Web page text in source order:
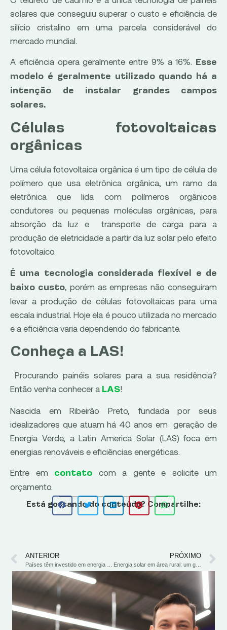
solares que conseguiu superar o custo e eficiência de
silício cristalino em uma parcela considerável do
mercado mundial.
A eficiência opera geralmente entre 9% a 16%. Esse
modelo é geralmente utilizado quando há a
intenção de instalar grandes campos
solares.
Células fotovoltaicas
orgânicas
Uma célula fotovoltaica orgânica é um tipo de célula de
polímero que usa eletrônica orgânica, um ramo da
eletrônica que lida com polímeros orgânicos
condutores ou pequenas moléculas orgânicas, para
absorção da luz e transporte de carga para a
produção de eletricidade a partir da luz solar pelo efeito
fotovoltaico.
É uma tecnologia considerada flexível e de
baixo custo, porém as empresas não conseguiram
levar a produção de células fotovoltaicas para uma
escala industrial. Hoje ela é pouco utilizada no mercado
e a eficiência varia dependendo do fabricante.
Conheça a LAS!
Procurando painéis solares para a sua residência?
Então venha conhecer a LAS!
Nascida em Ribeirão Preto, fundada por seus
idealizadores que atuam há 40 anos em geração de
Energia Verde, a Latin America Solar (LAS) foca em
energias renováveis e eficiências energéticas.
Entre em contato com a gente e solicite um
orçamento.
Está gostando do conteúdo? Compartilhe:
ANTERIOR PRÓXIMO
Energia solar em área rural: um guia completo para fazer a instalação em sua propriedade